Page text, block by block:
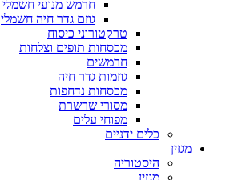
חרמש מנועי חשמלי
גוזם גדר חיה חשמלי
טרקטורוני כיסוח
מכסחות תופים וצלחות
חרמשים
גוזמות גדר חיה
מכסחות נדחפות
מסורי שרשרת
מפוחי עלים
כלים ידניים
מגזין
היסטוריה
מגזין